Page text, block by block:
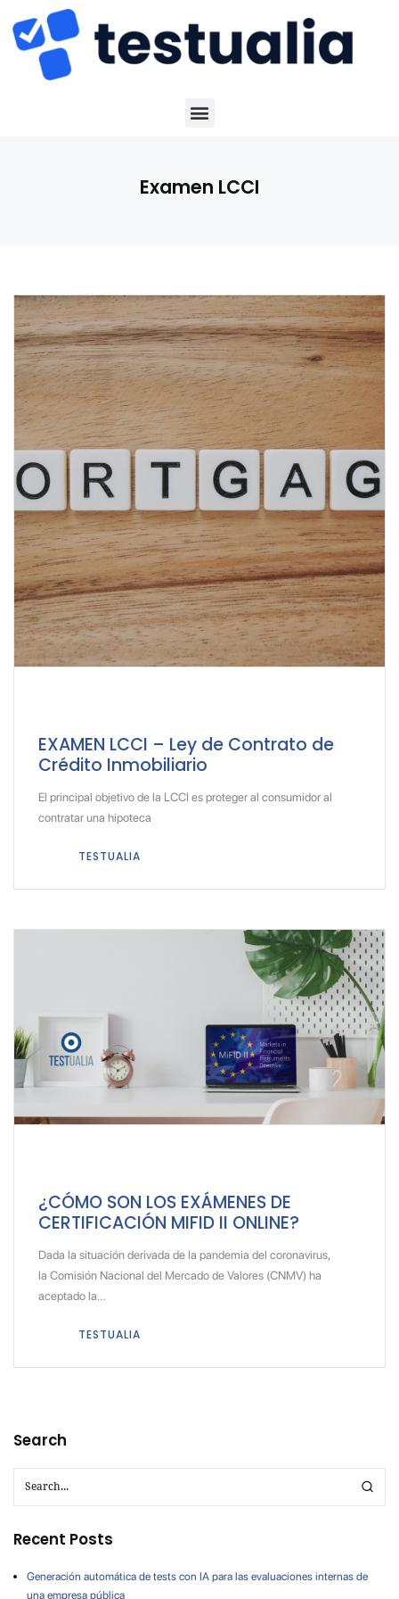
Examen LCCI
EXAMEN LCCI – Ley de Contrato de
Crédito Inmobiliario
El principal objetivo de la LCCI es proteger al consumidor al
contratar una hipoteca
TESTUALIA
¿CÓMO SON LOS EXÁMENES DE
CERTIFICACIÓN MIFID II ONLINE?
Dada la situación derivada de la pandemia del coronavirus,
la Comisión Nacional del Mercado de Valores (CNMV) ha
aceptado la…
TESTUALIA
Search
Recent Posts
Generación automática de tests con IA para las evaluaciones internas de
una empresa pública